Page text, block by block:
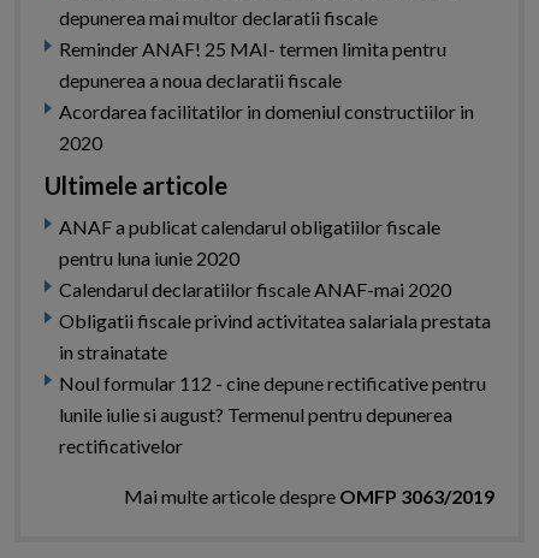
depunerea mai multor declaratii fiscale
Reminder ANAF! 25 MAI- termen limita pentru
depunerea a noua declaratii fiscale
Acordarea facilitatilor in domeniul constructiilor in
2020
Ultimele articole
ANAF a publicat calendarul obligatiilor fiscale
pentru luna iunie 2020
Calendarul declaratiilor fiscale ANAF-mai 2020
Obligatii fiscale privind activitatea salariala prestata
in strainatate
Noul formular 112 - cine depune rectificative pentru
lunile iulie si august? Termenul pentru depunerea
rectificativelor
Mai multe articole despre OMFP 3063/2019